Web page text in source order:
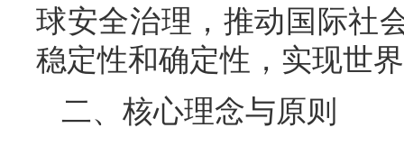
球安全治理，推动国际社
稳定性和确定性，实现世
二、核心理念与原则